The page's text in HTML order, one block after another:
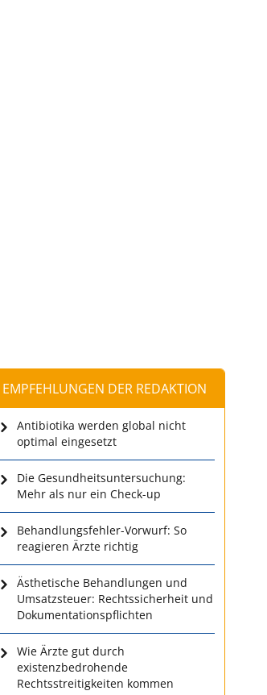
EMPFEHLUNGEN DER REDAKTION
Antibiotika werden global nicht
optimal eingesetzt
Die Gesundheitsuntersuchung:
Mehr als nur ein Check-up
Behandlungsfehler-Vorwurf: So
reagieren Ärzte richtig
Ästhetische Behandlungen und
Umsatzsteuer: Rechtssicherheit und
Dokumentationspflichten
Wie Ärzte gut durch
existenzbedrohende
Rechtsstreitigkeiten kommen